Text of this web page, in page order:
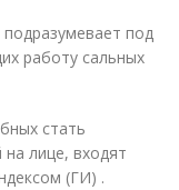
под
работу сальных
стать
лице, входят
(ГИ) .